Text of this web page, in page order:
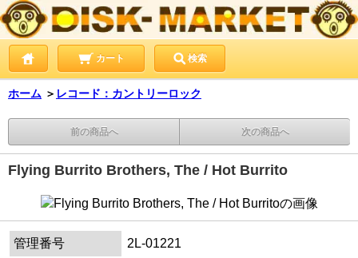
カート 検索
ホーム ＞ レコード：カントリーロック
前の商品へ 次の商品へ
Flying Burrito Brothers, The / Hot Burrito
管理番号
2L-01221